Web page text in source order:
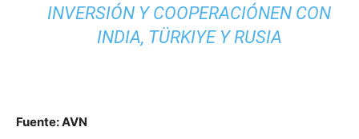
INVERSIÓN Y COOPERACIÓNEN CON
INDIA, TÜRKIYE Y RUSIA
Fuente: AVN